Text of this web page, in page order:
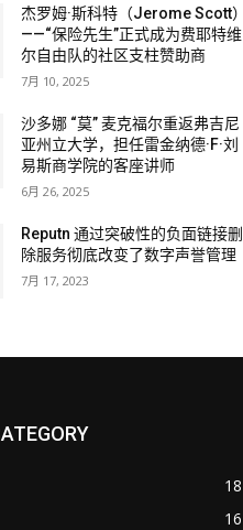
杰罗姆·斯科特（Jerome Scott）
——“保险先生”正式成为费耶特维
尔自由队的社区支柱赞助商
7月 10, 2025
沙多娜 “莫” 麦克福尔重返弗吉尼
亚州立大学，担任雷金纳德·F·刘
易斯商学院的客座讲师
6月 26, 2025
Reputn 通过突破性的负面链接删
除服务彻底改变了数字声誉管理
7月 17, 2023
18
16